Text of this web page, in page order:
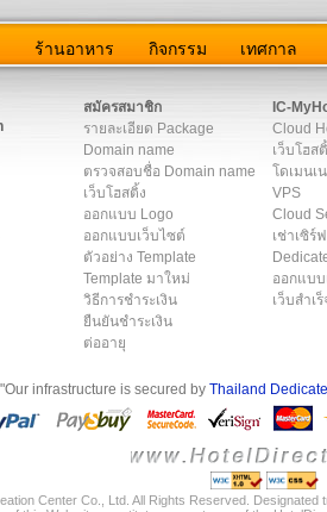
ร้านอาหาร กิจกรรม เทศกาล
สมัครสมาชิก
รายละเอียด Package
Domain name
ตรวจสอบชื่อ Domain name
เว็บโฮสติ้ง
ออกแบบ Logo
ออกแบบเว็บไซต์
ตัวอย่าง Template
Template มาใหม่
วิธีการชำระเงิน
ยืนยันชำระเงิน
ต่ออายุ
IC-
Cloud
เว็บโฮส
โดเมนเ
VPS
Cloud
เช่าเซิร์
ออกแบบ
เว็บสำเร็
"Our infrastructure is secured by Thailand
Center Co., Ltd. All Rights Reserved.